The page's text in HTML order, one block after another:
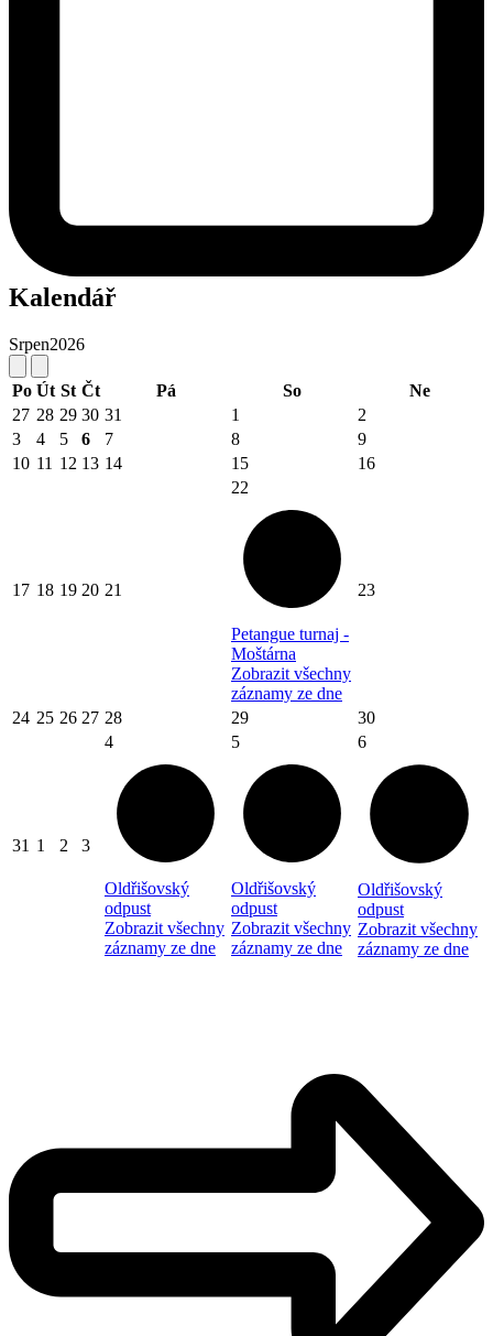
Kalendář
Srpen2026
Po Út St Čt Pá So
Ne
27 28 29 30 31 1
2
3
4 5 6 7 8
9
10 11 12 13 14 15 16
17 18 19 20 21
22
Petangue turnaj -
Moštárna
Zobrazit všechny
záznamy ze dne
23
24 25 26 27 28 29 30
31 1 2 3
4
Oldřišovský
odpust
Zobrazit všechny
záznamy ze dne
5
Oldřišovský
odpust
Zobrazit všechny
záznamy ze dne
6
Oldřišovský
odpust
Zobrazit všechny
záznamy ze dne